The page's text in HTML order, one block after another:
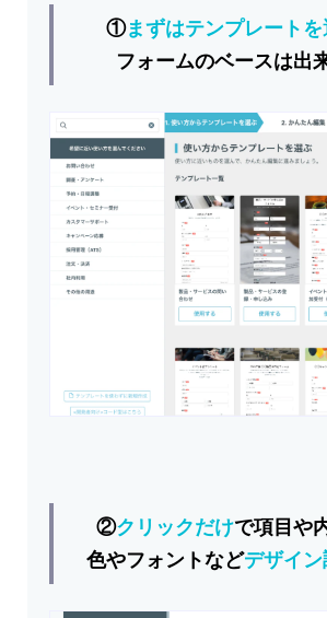
①まずはテンプレート
フォームのベースは出
②クリックだけで項目や
色やフォントなどデザイ